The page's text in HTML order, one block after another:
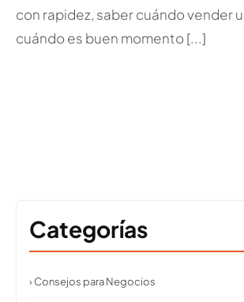
con rapidez, saber cuándo vender
cuándo es buen momento [...]
Categorías
› Consejos para Negocios